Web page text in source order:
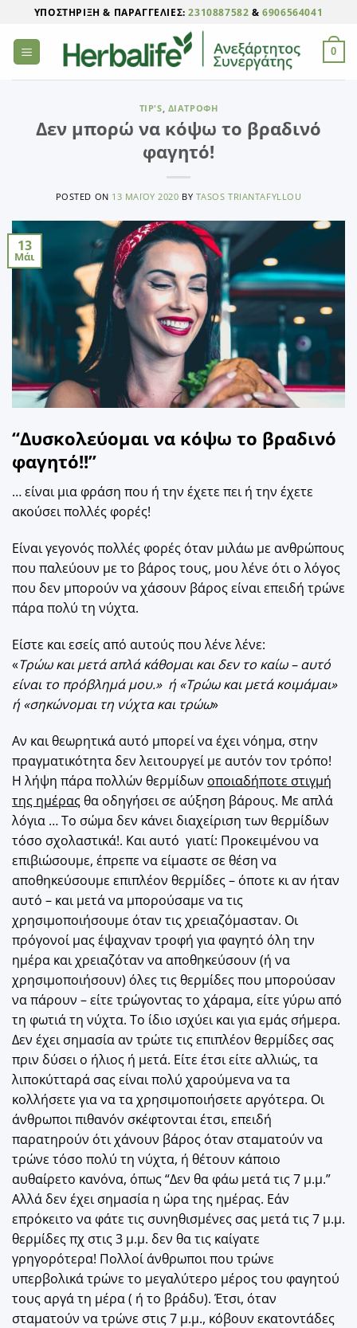
Μετάβαση
περιεχόμενο
ΥΠΟΣΤΉΡΙΞΗ & ΠΑΡΑΓΓΕΛΊΕΣ:2310887582 &6906564041
0
TIP'S, ΔΙΑΤΡΟΦΉ
Δεν μπορώ να κόψω το βραδινό
φαγητό!
POSTED ON 13 ΜΑΪ́ΟΥ 2020 BY TASOS TRIANTAFYLLOU
13
Μάι
“Δυσκολεύομαι να κόψω το βραδινό
φαγητό!!”
… είναι μια φράση που ή την έχετε πει ή την έχετε
ακούσει πολλές φορές!
Είναι γεγονός πολλές φορές όταν μιλάω με ανθρώπους
που παλεύουν με το βάρος τους, μου λένε ότι ο λόγος
που δεν μπορούν να χάσουν βάρος είναι επειδή τρώνε
πάρα πολύ τη νύχτα.
Είστε και εσείς από αυτούς που λένε λένε:
«Τρώω και μετά απλά κάθομαι και δεν το καίω – αυτό
είναι το πρόβλημά μου.» ή «Τρώω και μετά κοιμάμαι»
ή «σηκώνομαι τη νύχτα και τρώω»
Αν και θεωρητικά αυτό μπορεί να έχει νόημα, στην
πραγματικότητα δεν λειτουργεί με αυτόν τον τρόπο!
Η λήψη πάρα πολλών θερμίδων οποιαδήποτε στιγμή
της ημέραςθα οδηγήσει σε αύξηση βάρους. Με απλά
λόγια … Το σώμα δεν κάνει διαχείριση των θερμίδων
τόσο σχολαστικά!. Και αυτό γιατί: Προκειμένου να
επιβιώσουμε, έπρεπε να είμαστε σε θέση να
αποθηκεύσουμε επιπλέον θερμίδες – όποτε κι αν ήταν
αυτό – και μετά να μπορούσαμε να τις
χρησιμοποιήσουμε όταν τις χρειαζόμασταν. Οι
πρόγονοί μας έψαχναν τροφή για φαγητό όλη την
ημέρα και χρειαζόταν να αποθηκεύσουν (ή να
χρησιμοποιήσουν) όλες τις θερμίδες που μπορούσαν
να πάρουν – είτε τρώγοντας το χάραμα, είτε γύρω από
τη φωτιά τη νύχτα. Το ίδιο ισχύει και για εμάς σήμερα.
Δεν έχει σημασία αν τρώτε τις επιπλέον θερμίδες σας
πριν δύσει ο ήλιος ή μετά. Είτε έτσι είτε αλλιώς, τα
λιποκύτταρά σας είναι πολύ χαρούμενα να τα
κολλήσετε για να τα χρησιμοποιήσετε αργότερα. Οι
άνθρωποι πιθανόν σκέφτονται έτσι, επειδή
παρατηρούν ότι χάνουν βάρος όταν σταματούν να
τρώνε τόσο πολύ τη νύχτα, ή θέτουν κάποιο
αυθαίρετο κανόνα, όπως “Δεν θα φάω μετά τις 7 μ.μ.”
Αλλά δεν έχει σημασία η ώρα της ημέρας. Εάν
επρόκειτο να φάτε τις συνηθισμένες σας μετά τις 7 μ.μ.
θερμίδες πχ στις 3 μ.μ. δεν θα τις καίγατε
γρηγορότερα! Πολλοί άνθρωποι που τρώνε
υπερβολικά τρώνε το μεγαλύτερο μέρος του φαγητού
τους αργά τη μέρα ( ή το βράδυ). Έτσι, όταν
σταματούν να τρώνε στις 7 μ.μ., κόβουν εκατοντάδες